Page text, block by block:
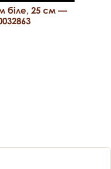
біле, 25 см —